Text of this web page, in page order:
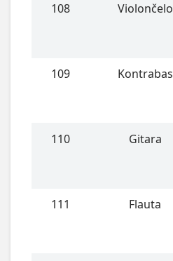
108 Violončelo
109 Kontrabas
110 Gitara
111 Flauta